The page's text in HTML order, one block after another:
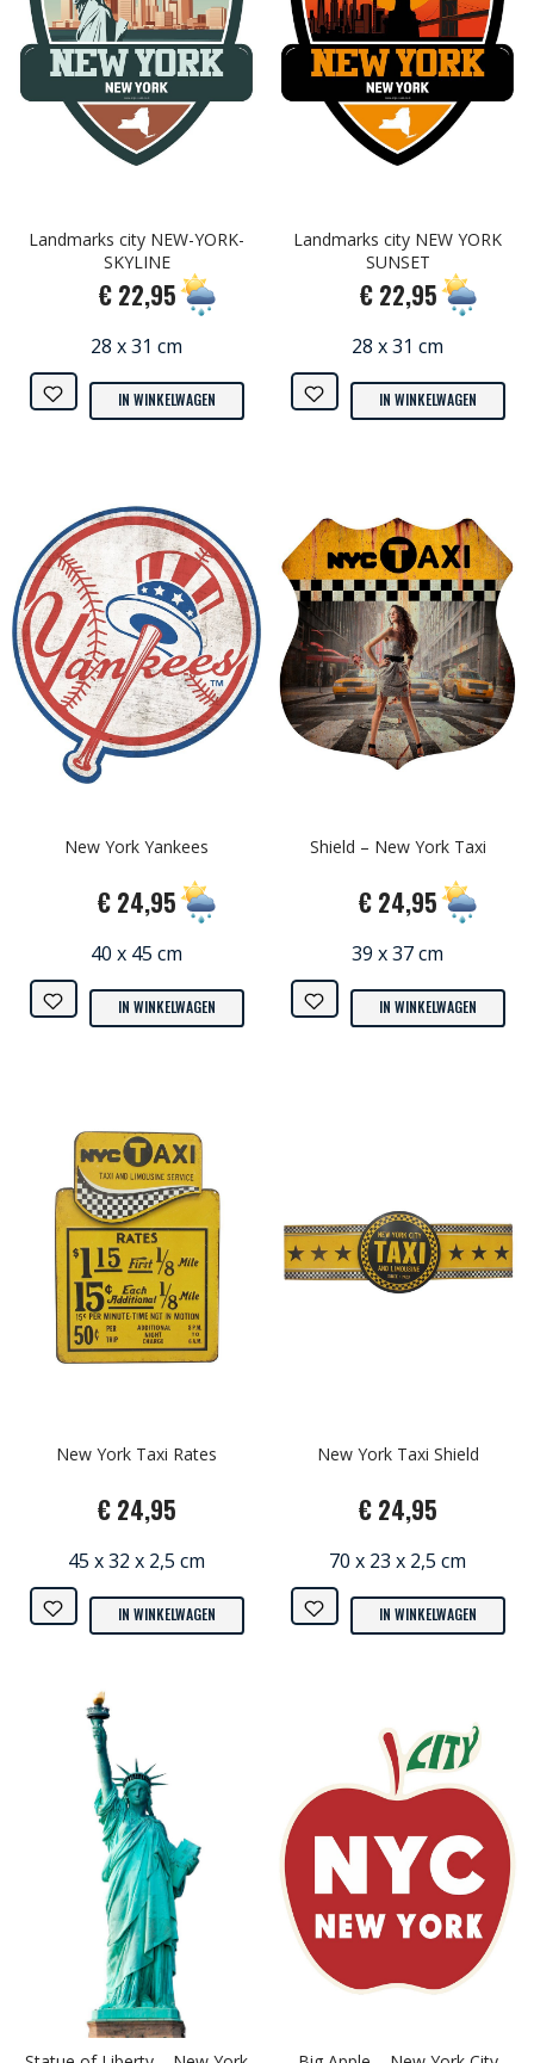
Landmarks city NEW-YORK-
SKYLINE
€ 22,95
28 x 31 cm
IN WINKELWAGEN
Landmarks city NEW YORK
SUNSET
€ 22,95
28 x 31 cm
IN WINKELWAGEN
New York Yankees
€ 24,95
40 x 45 cm
IN WINKELWAGEN
Shield – New York Taxi
€ 24,95
39 x 37 cm
IN WINKELWAGEN
New York Taxi Rates
€ 24,95
45 x 32 x 2,5 cm
IN WINKELWAGEN
New York Taxi Shield
€ 24,95
70 x 23 x 2,5 cm
IN WINKELWAGEN